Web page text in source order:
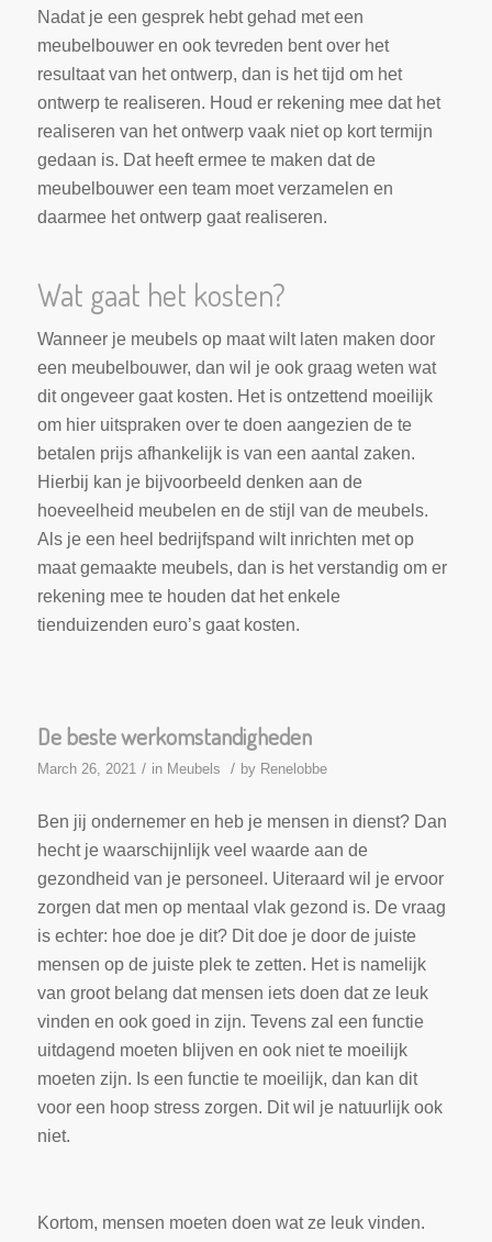
Nadat je een gesprek hebt gehad met een
meubelbouwer en ook tevreden bent over het
resultaat van het ontwerp, dan is het tijd om het
ontwerp te realiseren. Houd er rekening mee dat het
realiseren van het ontwerp vaak niet op kort termijn
gedaan is. Dat heeft ermee te maken dat de
meubelbouwer een team moet verzamelen en
daarmee het ontwerp gaat realiseren.
Wat gaat het kosten?
Wanneer je meubels op maat wilt laten maken door
een meubelbouwer, dan wil je ook graag weten wat
dit ongeveer gaat kosten. Het is ontzettend moeilijk
om hier uitspraken over te doen aangezien de te
betalen prijs afhankelijk is van een aantal zaken.
Hierbij kan je bijvoorbeeld denken aan de
hoeveelheid meubelen en de stijl van de meubels.
Als je een heel bedrijfspand wilt inrichten met op
maat gemaakte meubels, dan is het verstandig om er
rekening mee te houden dat het enkele
tienduizenden euro’s gaat kosten.
De beste werkomstandigheden
March 26, 2021 / in Meubels / by Renelobbe
Ben jij ondernemer en heb je mensen in dienst? Dan
hecht je waarschijnlijk veel waarde aan de
gezondheid van je personeel. Uiteraard wil je ervoor
zorgen dat men op mentaal vlak gezond is. De vraag
is echter: hoe doe je dit? Dit doe je door de juiste
mensen op de juiste plek te zetten. Het is namelijk
van groot belang dat mensen iets doen dat ze leuk
vinden en ook goed in zijn. Tevens zal een functie
uitdagend moeten blijven en ook niet te moeilijk
moeten zijn. Is een functie te moeilijk, dan kan dit
voor een hoop stress zorgen. Dit wil je natuurlijk ook
niet.
Kortom, mensen moeten doen wat ze leuk vinden.